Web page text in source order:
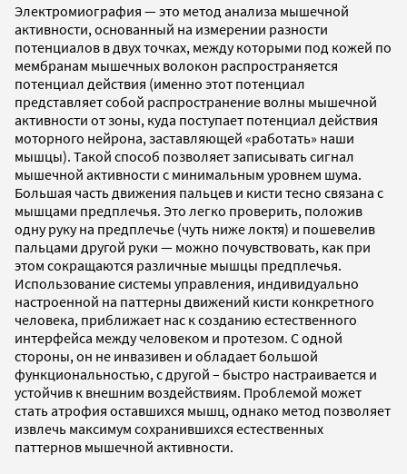
Электромиография — это метод анализа мышечной
активности, основанный на измерении разности
потенциалов в двух точках, между которыми под кожей по
мембранам мышечных волокон распространяется
потенциал действия (именно этот потенциал
представляет собой распространение волны мышечной
активности от зоны, куда поступает потенциал действия
моторного нейрона, заставляющей «работать» наши
мышцы). Такой способ позволяет записывать сигнал
мышечной активности с минимальным уровнем шума.
Большая часть движения пальцев и кисти тесно связана с
мышцами предплечья. Это легко проверить, положив
одну руку на предплечье (чуть ниже локтя) и пошевелив
пальцами другой руки — можно почувствовать, как при
этом сокращаются различные мышцы предплечья.
Использование системы управления, индивидуально
настроенной на паттерны движений кисти конкретного
человека, приближает нас к созданию естественного
интерфейса между человеком и протезом. С одной
стороны, он не инвазивен и обладает большой
функциональностью, с другой – быстро настраивается и
устойчив к внешним воздействиям. Проблемой может
стать атрофия оставшихся мышц, однако метод позволяет
извлечь максимум сохранившихся естественных
паттернов мышечной активности.